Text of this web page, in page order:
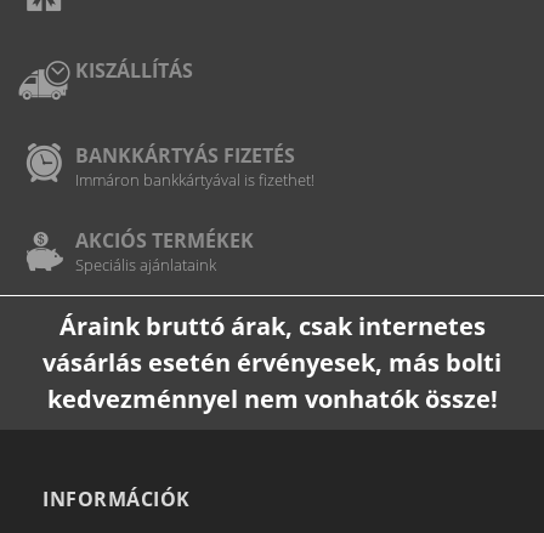
KISZÁLLÍTÁS
BANKKÁRTYÁS FIZETÉS
Immáron bankkártyával is fizethet!
AKCIÓS TERMÉKEK
Speciális ajánlataink
Áraink bruttó árak, csak internetes
vásárlás esetén érvényesek, más bolti
kedvezménnyel nem vonhatók össze!
INFORMÁCIÓK